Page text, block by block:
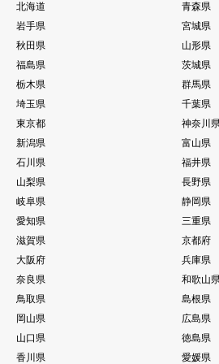
北海道
青森県
岩手県
宮城県
秋田県
山形県
福島県
茨城県
栃木県
群馬県
埼玉県
千葉県
東京都
神奈川
新潟県
富山県
石川県
福井県
山梨県
長野県
岐阜県
静岡県
愛知県
三重県
滋賀県
京都府
大阪府
兵庫県
奈良県
和歌山
鳥取県
島根県
岡山県
広島県
山口県
徳島県
香川県
愛媛県